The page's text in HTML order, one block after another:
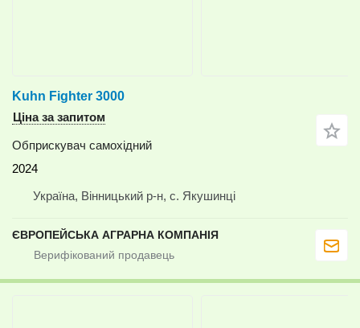
Kuhn Fighter 3000
Ціна за запитом
Обприскувач самохідний
2024
Україна, Вінницький р-н, с. Якушинці
ЄВРОПЕЙСЬКА АГРАРНА КОМПАНІЯ